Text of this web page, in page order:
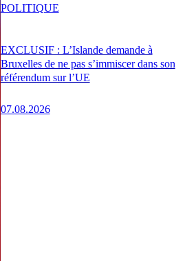
EXCLUSIF : L’Islande demande à
Bruxelles de ne pas s’immiscer dans son
référendum sur l’UE
07.08.2026
POLITIQUE